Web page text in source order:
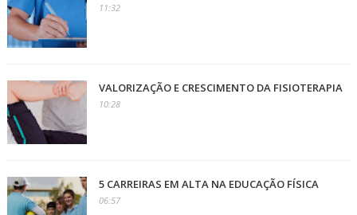
11:32
VALORIZAÇÃO E CRESCIMENTO DA FISIOTERAPIA
10:28
5 CARREIRAS EM ALTA NA EDUCAÇÃO FÍSICA
06:57